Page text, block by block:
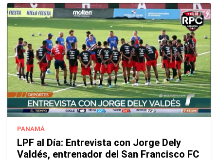
PANAMÁ
LPF al Día: Entrevista con Jorge Dely
Valdés, entrenador del San Francisco FC